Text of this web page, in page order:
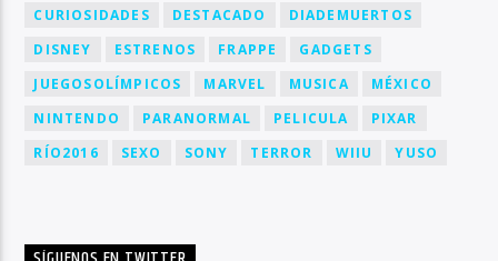
CURIOSIDADES
DESTACADO
DIADEMUERTOS
DISNEY
ESTRENOS FRAPPE
GADGETS
JUEGOSOLÍMPICOS
MARVEL MUSICA
MÉXICO
NINTENDO
PARANORMAL PELICULA
PIXAR
RÍO2016
SEXO SONY TERROR WIIU YUSO